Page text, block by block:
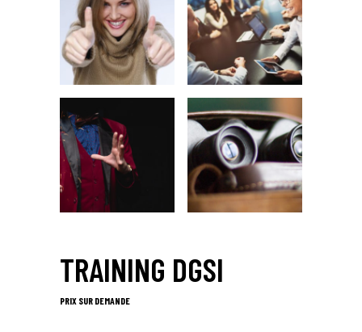
TRAINING DGSI
PRIX SUR DEMANDE